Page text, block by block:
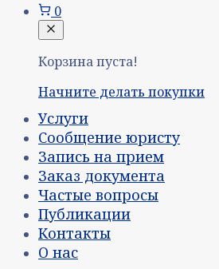
0
Корзина пуста!
Начните делать покупки
Услуги
Сообщение юристу
Запись на прием
Заказ документа
Частые вопросы
Публикации
Контакты
О нас